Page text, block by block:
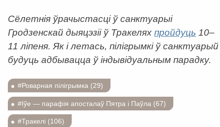
Сёлетнія ўрачыстасці ў санктуарыі
Гродзенскай дыяцэзіі ў Тракелях пройдуць 10–
11 ліпеня. Як і летась, пілігрымкі ў санктуарый
будуць адбывацца ў індывідуальным парадку.
#Роварная пілігрымка (29)
#Іўе — парафія апосталаў Пятра і Паўла (67)
#Тракелі (106)